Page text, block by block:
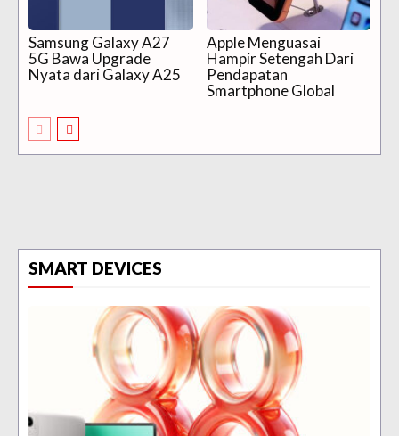
Samsung Galaxy A27
5G Bawa Upgrade
Nyata dari Galaxy A25
Apple Menguasai
Hampir Setengah Dari
Pendapatan
Smartphone Global
SMART DEVICES